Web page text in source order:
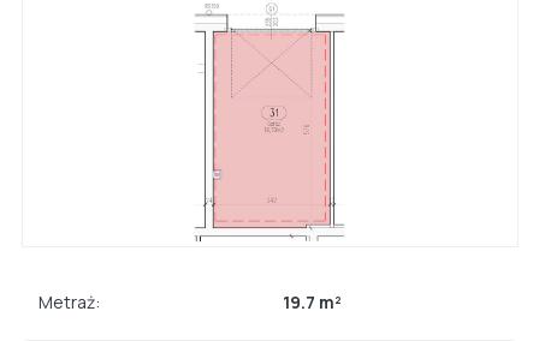
Metraż: 19.7 m²